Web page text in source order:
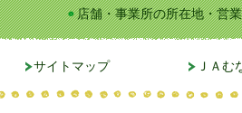
店舗・事業所の所在地・営
サイトマップ ＪＡ